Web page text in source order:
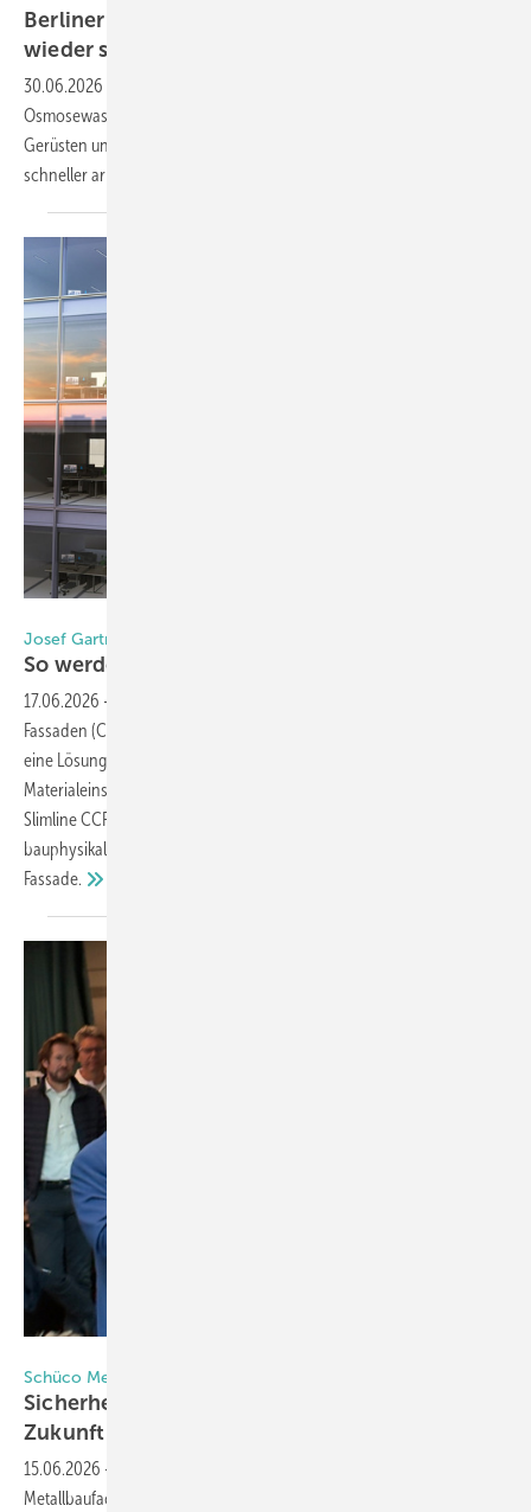
Berliner Start-up macht Fassaden mit Drohnen
wiedersauber
30.06.2026
Osmosewasser: skyXwash stellte in Berlin seine Alternative zu
Gerüsten und Industriekletterern vor. Das System soll dreimal
schneller arbeiten als herkömmliche
Josef Gartner GmbH
So werden Closed Cavity Fassaden
17.06.2026 -
Fassaden (CCF) präsentieren Gartner und die Permasteelisa Group
eine Lösung, die die Nutzfläche von Gebäuden vergrößert, den
Materialeinsatz reduziert und die Energieeffizienz verbessert. Die neue
Slimline CCF erreicht bei deutlich geringerer Bautiefe die
bauphysikalischen Vorteile einer geschlossenen zweischaligen
Fassade.
Schüco Metallbaufachtage 2026
Sicherheit und Nachhaltigkeit prägen die
Zukunft der
15.06.2026 -
Metallbaufachtage 2026 erneut zu den wichtigsten Branchentreffen